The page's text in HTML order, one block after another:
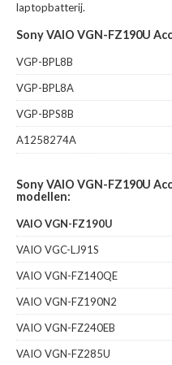
laptopbatterij.
Sony VAIO VGN-FZ190U
VGP-BPL8B
VGP-BPL8A
VGP-BPS8B
A1258274A
Sony VAIO VGN-FZ190U
modellen:
VAIO VGN-FZ190U
VAIO VGC-LJ91S
VAIO VGN-FZ140QE
VAIO VGN-FZ190N2
VAIO VGN-FZ240EB
VAIO VGN-FZ285U